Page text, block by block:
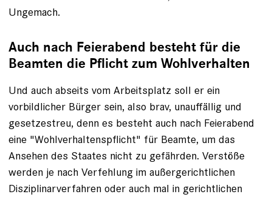
Ungemach.
Auch nach Feierabend besteht für die
Beamten die Pflicht zum Wohlverhalten
Und auch abseits vom Arbeitsplatz soll er ein
vorbildlicher Bürger sein, also brav, unauffällig und
gesetzes­treu, denn es besteht auch nach Feier­abend
eine "Wohlverhaltenspflicht" für Beamte, um das
Ansehen des Staates nicht zu gefährden. Verstöße
werden je nach Verfehlung im außer­gerichtlichen
Disziplinarverfahren oder auch mal in gerichtlichen